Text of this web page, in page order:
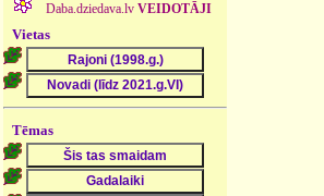
Daba.dziedava.lv VEIDOTĀJI
Vietas
Tēmas